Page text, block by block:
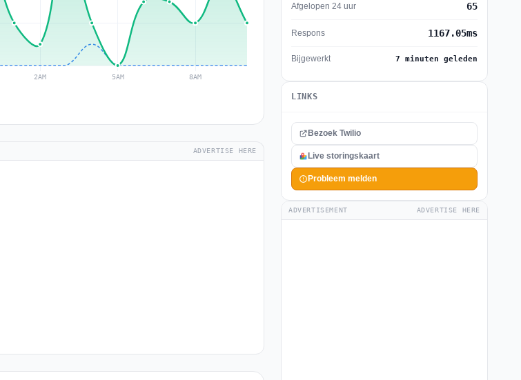
ADVERTISE HERE
Afgelopen 24 uur 65
Respons 1167.05ms
Bijgewerkt 7 minuten geleden
LINKS
Bezoek Twilio
Live storingskaart
Probleem melden
ADVERTISEMENT ADVERTISE HERE